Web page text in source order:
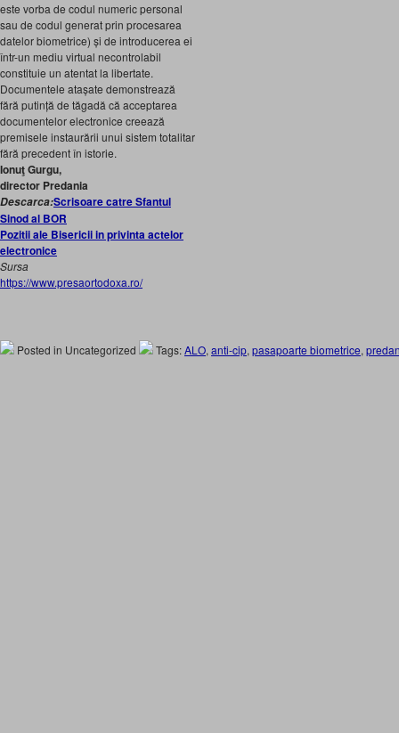
este vorba de codul numeric personal
sau de codul generat prin procesarea
datelor biometrice) și de introducerea ei
într-un mediu virtual necontrolabil
constituie un atentat la libertate.
Documentele atașate demonstrează
fără putință de tăgadă că acceptarea
documentelor electronice creează
premisele instaurării unui sistem totalitar
fără precedent în istorie.
Ionuţ Gurgu,
director Predania
Descarca:Scrisoare catre Sfantul
Sinod al BOR
Pozitii ale Bisericii in privinta actelor
electronice
Sursa
https://www.presaortodoxa.ro/
Posted in Uncategorized Tags:ALO, anti-cip, pasapoarte biometrice,